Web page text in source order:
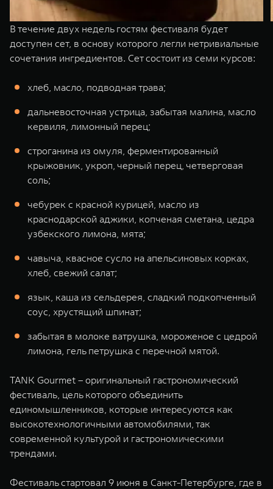
В течение двух недель гостям фестиваля будет
доступен сет, в основу которого легли нетривиальные
сочетания ингредиентов. Сет состоит из семи курсов:
хлеб, масло, подводная трава;
дальневосточная устрица, забытая малина, масло
кервиля, лимонный перец;
строганина из омуля, ферментированный
крыжовник, укроп, черный перец, четверговая
соль;
чебурек с красной курицей, масло из
краснодарской аджики, копченая сметана, цедра
узбекского лимона, мята;
чавыча, квасное сусло на апельсиновых корках,
хлеб, свежий салат;
язык, каша из сельдерея, сладкий подкопченный
соус, хрустящий шпинат;
забытая в молоке ватрушка, мороженое с цедрой
лимона, гель петрушка с перечной мятой.
TANK Gourmet – оригинальный гастрономический
фестиваль, цель которого объединить
единомышленников, которые интересуются как
высокотехнологичными автомобилями, так
современной культурой и гастрономическими
трендами.
Фестиваль стартовал 9 июня в Санкт-Петербурге, где в